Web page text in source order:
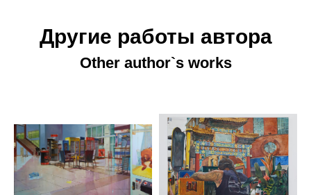
Другие работы автора
Other author`s works